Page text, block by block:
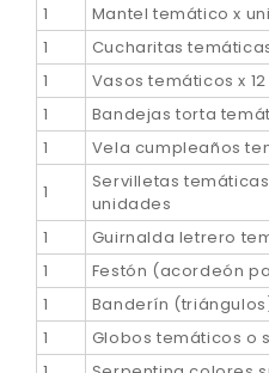
1
Mantel temático x
1
Cucharitas
1
Vasos temáticos x
1
Bandejas torta
1
Vela cumpleaños
1
Servilletas
unidades
1
Guirnalda letrero
1
Festón (acordeón
1
Banderín
1
Globos temáticos o